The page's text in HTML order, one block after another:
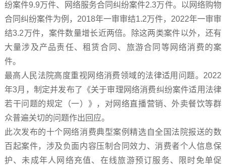
纷案件9.9万件、网络服务合同纠纷案件2.3万件。以网络购物
合同纠纷案件为例，2018年一审审结1.2万件，2022年一审审
结3.2万件，案件数量增长近两倍。除这两类案件以外，还有
大量涉及产品责任、租赁合同、旅游合同等网络消费的案
件。
最高人民法院高度重视网络消费领域的法律适用问题。2022
年3月，制定并发布了《关于审理网络消费纠纷案件适用法律
若干问题的规定（一）》，对网络直播营销、外卖餐饮等群
众普遍关切的问题作出回应。
此次发布的十个网络消费典型案例精选自全国法院报送的数
百起案件，涉及负面内容压制合同效力、消费者个人信息保
护、未成年人网络充值、在线旅游预订服务、限时免单促